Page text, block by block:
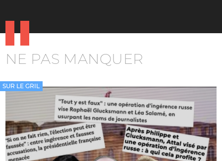
NE PAS MANQUER
SUR LE GRIL